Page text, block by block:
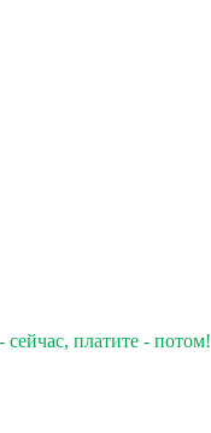
сейчас, платите - потом!